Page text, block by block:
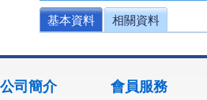
基本資料 相關資料
公司簡介 會員服務